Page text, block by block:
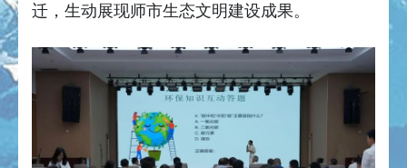
迁，生动展现师市生态文明建设成果。